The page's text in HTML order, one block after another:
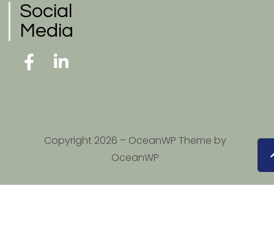
Social
Media
Copyright 2026 – OceanWP Theme by
OceanWP